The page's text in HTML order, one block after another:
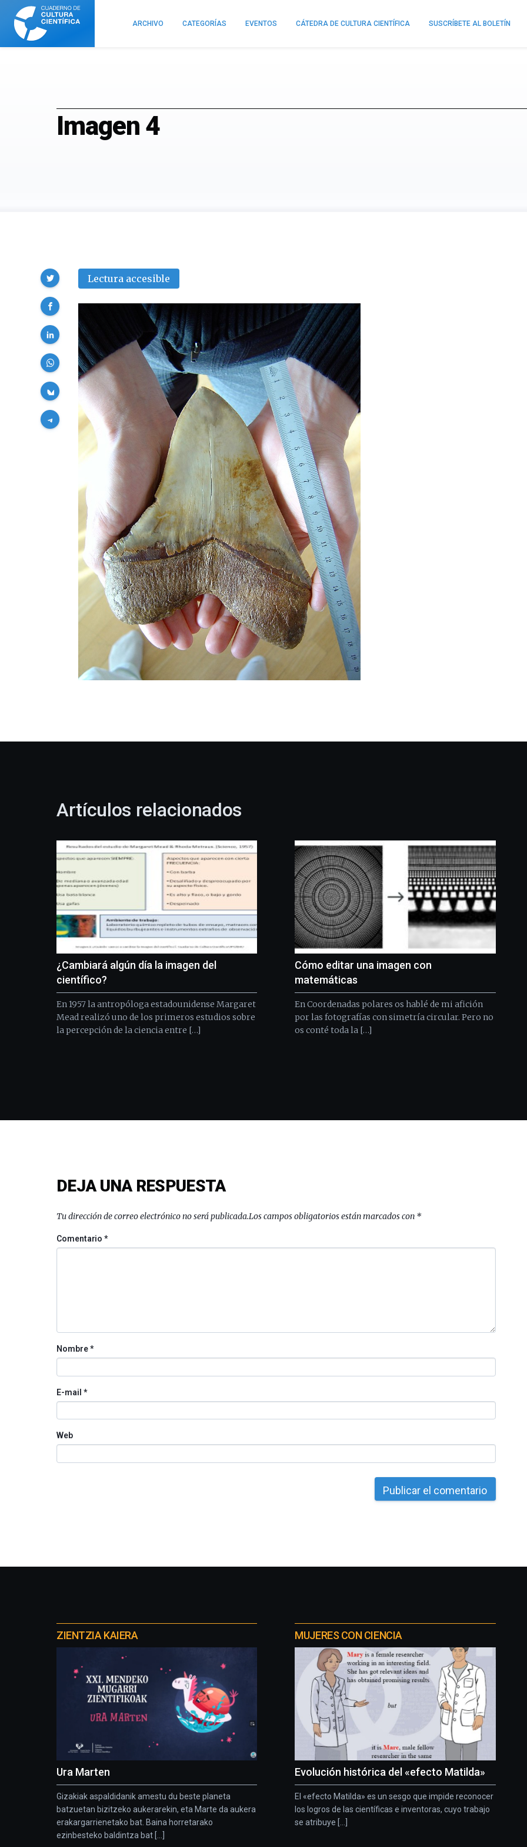
Cuaderno
Cultura
Científica
ARCHIVO CATEGORÍAS EVENTOS CÁTEDRA DE CULTURA CIENTÍFICA SUSCRÍBETE AL BOLETÍN
Imagen 4
Lectura accesible
Compartir
Artículos relacionados
¿Cambiará algún día la imagen del
científico?
En 1957 la antropóloga estadounidense Margaret
Mead realizó uno de los primeros estudios sobre
la percepción de la ciencia entre […]
Cómo editar una imagen con
matemáticas
En Coordenadas polares os hablé de mi afición
por las fotografías con simetría circular. Pero no
os conté toda la […]
DEJA UNA RESPUESTA
Tu dirección de correo electrónico no será publicada.Los campos obligatorios están marcados con *
Comentario*
Nombre*
E-mail *
Web
proyectos
ZIENTZIA KAIERA
Ura Marten
Gizakiak aspaldidanik amestu du beste planeta
batzuetan bizitzeko aukerarekin, eta Marte da aukera
erakargarrienetako bat. Baina horretarako
ezinbesteko baldintza bat [...]
MUJERES CON CIENCIA
Evolución histórica del «efecto Matilda»
El «efecto Matilda» es un sesgo que impide reconocer
los logros de las científicas e inventoras, cuyo trabajo
se atribuye [...]